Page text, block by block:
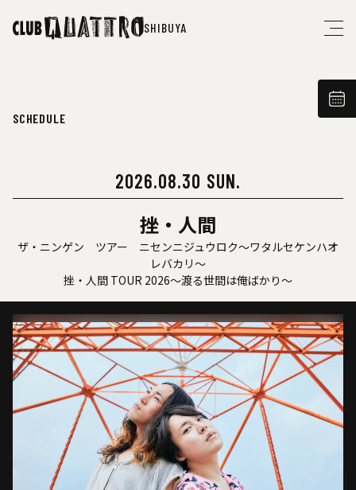
SHIBUYA
SCHEDULE
2026.08.30 SUN.
挫・人間
ザ・ニンゲン ツアー ニセンニジュウロク〜ワタルセケンハオ
レバカリ〜
挫・人間 TOUR 2026〜渡る世間は俺ばかり〜